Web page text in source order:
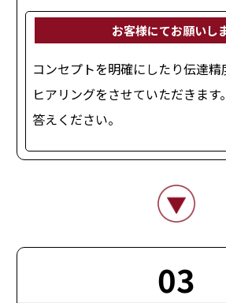
お客様にてお願いし
コンセプトを明確にしたり伝達
ヒアリングをさせていただきま
答えください。
03